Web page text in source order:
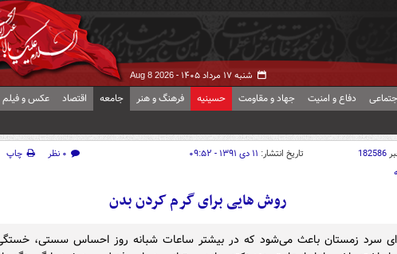
شنبه ۱۷ مرداد ۱۴۰۵ - Aug 8 2026
دفاع و امنیت جهاد و مقاومت حسینیه فرهنگ و هنر جامعه اقتصاد عکس و فیلم
182586 تاریخ انتشار: ۱۱ دی ۱۳۹۱ - ۰۹:۵۲ ۰ نظر
چاپ
روش هایی برای گرم کردن بدن
سرد زمستان باعث می‌شود که در بیشتر ساعات شبانه روز احساس سستی،